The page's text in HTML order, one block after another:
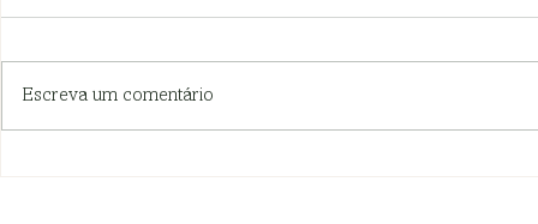
concursos
Escreva um comentário